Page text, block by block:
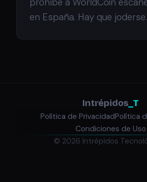
en España. Hay que joderse.
Intrépidos _T
Política de PrivacidadPolítica
Condiciones de Uso
© 2026 Intrépidos